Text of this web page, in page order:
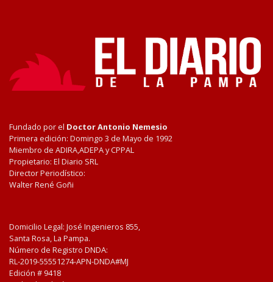
Fundado por el Doctor Antonio Nemesio
Primera edición: Domingo 3 de Mayo de 1992
Miembro de ADIRA,ADEPA y CPPAL
Propietario: El Diario SRL
Director Periodístico:
Walter René Goñi
Domicilio Legal: José Ingenieros 855,
Santa Rosa, La Pampa.
Número de Registro DNDA:
RL-2019-55551274-APN-DNDA#MJ
Edición # 9418